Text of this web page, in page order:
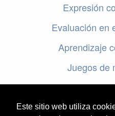
Este sitio web utiliza
Expresión
Evaluación en
Aprendizaje
Juegos de
Cursos online